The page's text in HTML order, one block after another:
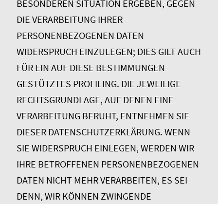
BESONDEREN SITUATION ERGEBEN, GEGEN
DIE VERARBEITUNG IHRER
PERSONENBEZOGENEN DATEN
WIDERSPRUCH EINZULEGEN; DIES GILT AUCH
FÜR EIN AUF DIESE BESTIMMUNGEN
GESTÜTZTES PROFILING. DIE JEWEILIGE
RECHTSGRUNDLAGE, AUF DENEN EINE
VERARBEITUNG BERUHT, ENTNEHMEN SIE
DIESER DATENSCHUTZERKLÄRUNG. WENN
SIE WIDERSPRUCH EINLEGEN, WERDEN WIR
IHRE BETROFFENEN PERSONENBEZOGENEN
DATEN NICHT MEHR VERARBEITEN, ES SEI
DENN, WIR KÖNNEN ZWINGENDE